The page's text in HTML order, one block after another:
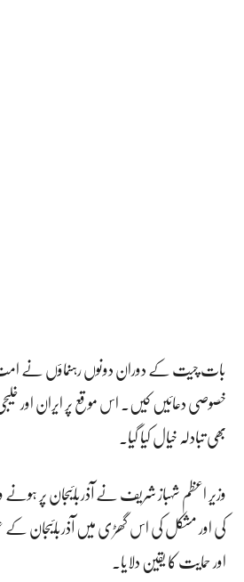
بات چیت کے دوران دونوں رہنماؤں نے
خصوصی دعائیں کیں۔ اس موقع پر ایران اور
بھی تبادلہ خیال کیا گیا۔
وزیر اعظم شہباز شریف نے آذربائیجان پر
کی اور مشکل کی اس گھڑی میں آذربائیجان
اور حمایت کا یقین دلایا۔